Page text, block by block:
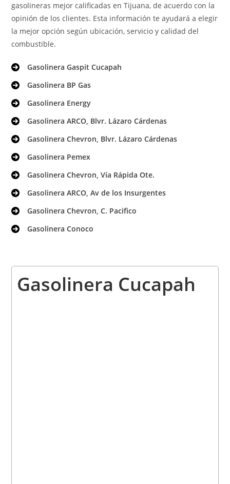
gasolineras mejor calificadas en Tijuana, de acuerdo con la
opinión de los clientes. Esta información te ayudará a elegir
la mejor opción según ubicación, servicio y calidad del
combustible.
Gasolinera Gaspit Cucapah
Gasolinera BP Gas
Gasolinera Energy
Gasolinera ARCO, Blvr. Lázaro Cárdenas
Gasolinera Chevron, Blvr. Lázaro Cárdenas
Gasolinera Pemex
Gasolinera Chevron, Vía Rápida Ote.
Gasolinera ARCO, Av de los Insurgentes
Gasolinera Chevron, C. Pacifico
Gasolinera Conoco
Gasolinera Cucapah